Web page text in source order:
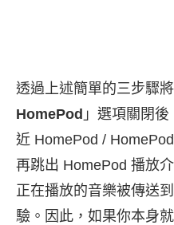
透過上述簡單的三步驟
HomePod 」選項關閉
近 HomePod /
再跳出 HomePod 播放
正在播放的音樂被傳送
驗。因此，如果你本身